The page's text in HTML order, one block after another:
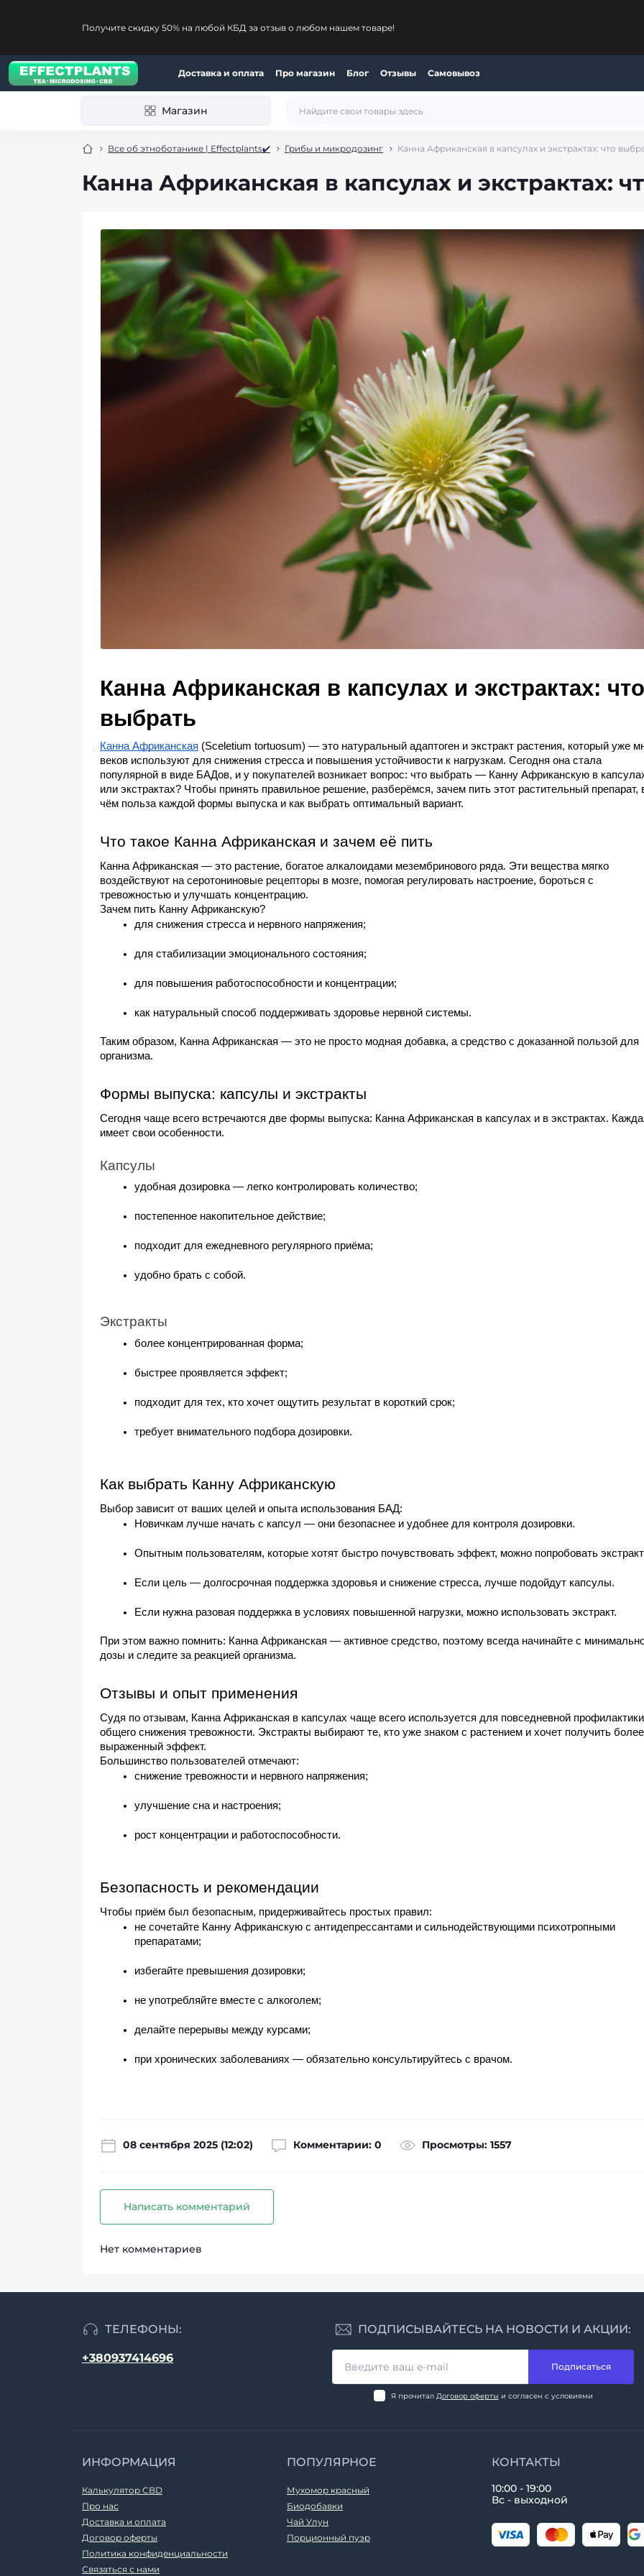
Получите скидку 50% на любой КБД за отзыв о любом нашем товаре!
Доставка и оплата Про магазин Блог Отзывы Самовывоз
Магазин
Все об этноботанике | Effectplants✔️ Грибы и микродозинг Канна Африканская в капсулах и экстрактах: что
Канна Африканская в капсулах и экстрактах:
Канна Африканская в капсулах и экстрактах: что
выбрать
Канна Африканская (Sceletium tortuosum) — это натуральный адаптоген и экстракт растения, который уже
веков используют для снижения стресса и повышения устойчивости к нагрузкам. Сегодня она стала
популярной в виде БАДов, и у покупателей возникает вопрос: что выбрать — Канну Африканскую в
или экстрактах? Чтобы принять правильное решение, разберёмся, зачем пить этот растительный препарат,
чём польза каждой формы выпуска и как выбрать оптимальный вариант.
Что такое Канна Африканская и зачем её пить
Канна Африканская — это растение, богатое алкалоидами мезембринового ряда. Эти вещества мягко
воздействуют на серотониновые рецепторы в мозге, помогая регулировать настроение, бороться с
тревожностью и улучшать концентрацию.
Зачем пить Канну Африканскую?
для снижения стресса и нервного напряжения;
для стабилизации эмоционального состояния;
для повышения работоспособности и концентрации;
как натуральный способ поддерживать здоровье нервной системы.
Таким образом, Канна Африканская — это не просто модная добавка, а средство с доказанной пользой для
организма.
Формы выпуска: капсулы и экстракты
Сегодня чаще всего встречаются две формы выпуска: Канна Африканская в капсулах и в экстрактах.
имеет свои особенности.
Капсулы
удобная дозировка — легко контролировать количество;
постепенное накопительное действие;
подходит для ежедневного регулярного приёма;
удобно брать с собой.
Экстракты
более концентрированная форма;
быстрее проявляется эффект;
подходит для тех, кто хочет ощутить результат в короткий срок;
требует внимательного подбора дозировки.
Как выбрать Канну Африканскую
Выбор зависит от ваших целей и опыта использования БАД:
Новичкам лучше начать с капсул — они безопаснее и удобнее для контроля дозировки.
Опытным пользователям, которые хотят быстро почувствовать эффект, можно попробовать
Если цель — долгосрочная поддержка здоровья и снижение стресса, лучше подойдут капсулы.
Если нужна разовая поддержка в условиях повышенной нагрузки, можно использовать экстракт.
При этом важно помнить: Канна Африканская — активное средство, поэтому всегда начинайте с
дозы и следите за реакцией организма.
Отзывы и опыт применения
Судя по отзывам, Канна Африканская в капсулах чаще всего используется для повседневной
общего снижения тревожности. Экстракты выбирают те, кто уже знаком с растением и хочет получить более
выраженный эффект.
Большинство пользователей отмечают:
снижение тревожности и нервного напряжения;
улучшение сна и настроения;
рост концентрации и работоспособности.
Безопасность и рекомендации
Чтобы приём был безопасным, придерживайтесь простых правил:
не сочетайте Канну Африканскую с антидепрессантами и сильнодействующими психотропными
препаратами;
избегайте превышения дозировки;
не употребляйте вместе с алкоголем;
делайте перерывы между курсами;
при хронических заболеваниях — обязательно консультируйтесь с врачом.
08 сентября 2025 (12:02) Комментарии: 0 Просмотры: 1557
Написать комментарий
Нет комментариев
Микродозинг
ТЕЛЕФОНЫ:
+380937414696
ПОДПИСЫВАЙТЕСЬ НА НОВОСТИ И АКЦИИ:
Подписаться
Я прочитал Договор оферты и согласен с условиями
ИНФОРМАЦИЯ
Калькулятор CBD
Про нас
Доставка и оплата
Договор оферты
Политика конфиденциальности
Связаться с нами
ПОПУЛЯРНОЕ
Мухомор красный
Биодобавки
Чай Улун
Порционный пуэр
КОНТАКТЫ
10:00 - 19:00
Вс - выходной